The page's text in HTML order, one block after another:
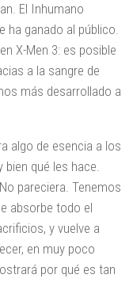
El Inhumano
ha ganado al público.
X-Men 3: es posible
a la sangre de
más desarrollado a
algo de esencia a los
qué les hace.
pareciera. Tenemos
absorbe todo el
y vuelve a
en muy poco
por qué es tan